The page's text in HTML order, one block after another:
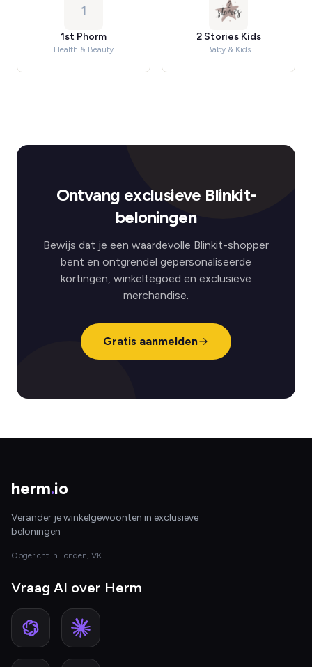
1
1st Phorm
Health & Beauty
2 Stories Kids
Baby & Kids
Ontvang exclusieve Blinkit-
beloningen
Bewijs dat je een waardevolle Blinkit-shopper
bent en ontgrendel gepersonaliseerde
kortingen, winkeltegoed en exclusieve
merchandise.
Gratis aanmelden
herm.io
Verander je winkelgewoonten in exclusieve
beloningen
Opgericht in Londen, VK
Vraag AI over Herm